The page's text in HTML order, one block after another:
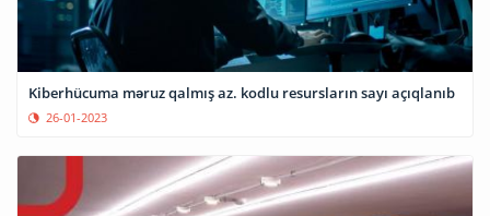
Kiberhücuma məruz qalmış az. kodlu resursların sayı açıqlanıb
26-01-2023